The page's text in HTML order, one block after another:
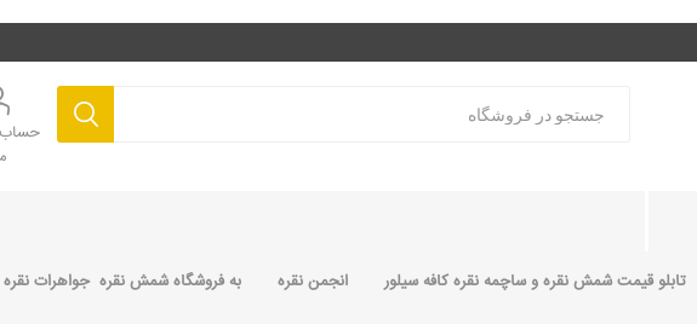
حساب
تابلو قیمت شمش نقره و ساچمه نقره کافه سیلور انجمن نقره به فروشگاه شمش نقره جواهرات